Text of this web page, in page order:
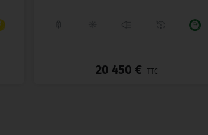
20 450 € TTC